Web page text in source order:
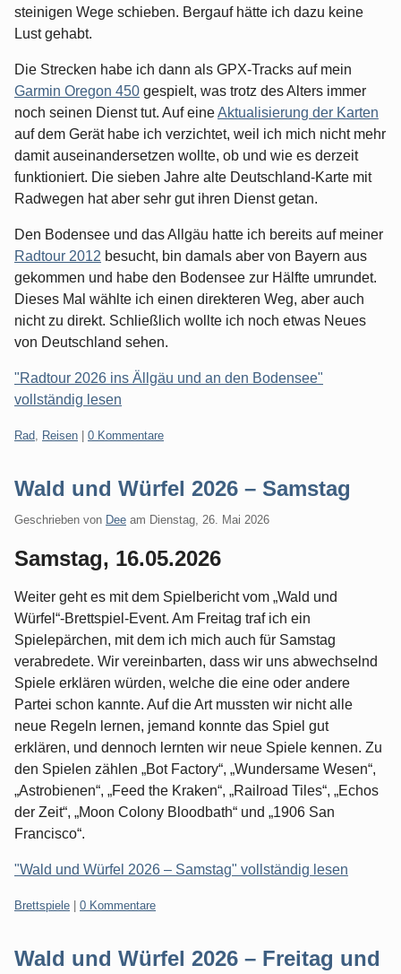
steinigen Wege schieben. Bergauf hätte ich dazu keine
Lust gehabt.
Die Strecken habe ich dann als GPX-Tracks auf mein
Garmin Oregon 450 gespielt, was trotz des Alters immer
noch seinen Dienst tut. Auf eineAktualisierung der Karten
auf dem Gerät habe ich verzichtet, weil ich mich nicht mehr
damit auseinandersetzen wollte, ob und wie es derzeit
funktioniert. Die sieben Jahre alte Deutschland-Karte mit
Radwegen hat aber sehr gut ihren Dienst getan.
Den Bodensee und das Allgäu hatte ich bereits auf meiner
Radtour 2012 besucht, bin damals aber von Bayern aus
gekommen und habe den Bodensee zur Hälfte umrundet.
Dieses Mal wählte ich einen direkteren Weg, aber auch
nicht zu direkt. Schließlich wollte ich noch etwas Neues
von Deutschland sehen.
"Radtour 2026 ins Ällgäu und an den Bodensee"
vollständig lesen
Kategorien:
Rad, Reisen 0 Kommentare
Wald und Würfel 2026 – Samstag
Geschrieben von Dee am Dienstag, 26. Mai 2026
Samstag, 16.05.2026
Weiter geht es mit dem Spielbericht vom „Wald und
Würfel“-Brettspiel-Event. Am Freitag traf ich ein
Spielepärchen, mit dem ich mich auch für Samstag
verabredete. Wir vereinbarten, dass wir uns abwechselnd
Spiele erklären würden, welche die eine oder andere
Partei schon kannte. Auf die Art mussten wir nicht alle
neue Regeln lernen, jemand konnte das Spiel gut
erklären, und dennoch lernten wir neue Spiele kennen. Zu
den Spielen zählen „Bot Factory“, „Wundersame Wesen“,
„Astrobienen“, „Feed the Kraken“, „Railroad Tiles“, „Echos
der Zeit“, „Moon Colony Bloodbath“ und „1906 San
Francisco“.
"Wald und Würfel 2026 – Samstag" vollständig lesen
Kategorien:
Brettspiele 0 Kommentare
Wald und Würfel 2026 – Freitag und